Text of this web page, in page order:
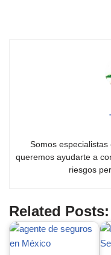
Somos
queremos ayudarte a
riesgos
Related Posts: